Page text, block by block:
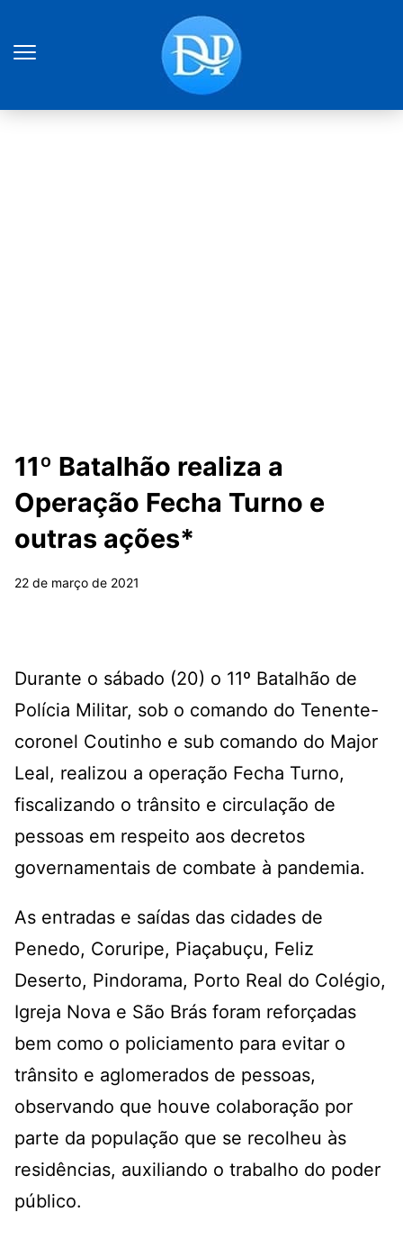
11º Batalhão realiza a
Operação Fecha Turno e
outras ações*
22 de março de 2021
Durante o sábado (20) o 11º Batalhão de
Polícia Militar, sob o comando do Tenente-
coronel Coutinho e sub comando do Major
Leal, realizou a operação Fecha Turno,
fiscalizando o trânsito e circulação de
pessoas em respeito aos decretos
governamentais de combate à pandemia.
As entradas e saídas das cidades de
Penedo, Coruripe, Piaçabuçu, Feliz
Deserto, Pindorama, Porto Real do Colégio,
Igreja Nova e São Brás foram reforçadas
bem como o policiamento para evitar o
trânsito e aglomerados de pessoas,
observando que houve colaboração por
parte da população que se recolheu às
residências, auxiliando o trabalho do poder
público.